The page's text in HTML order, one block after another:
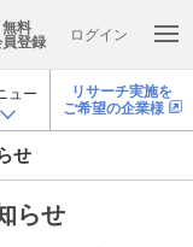
無料
登録
ログイン
ュー
リサーチ実施を
ご希望の企業様
せ
らせ